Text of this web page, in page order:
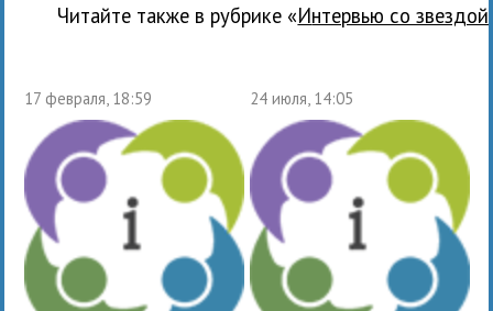
Читайте также в рубрике « Интервью со звездой
17 февраля, 18:59 24 июля, 14:05